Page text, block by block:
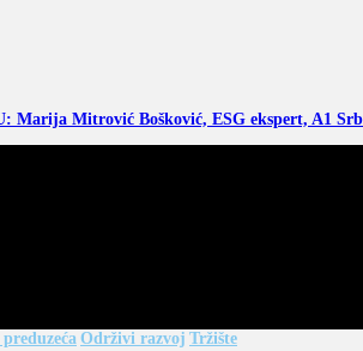
Marija Mitrović Bošković, ESG ekspert, A1
Održivi razvoj Tržište